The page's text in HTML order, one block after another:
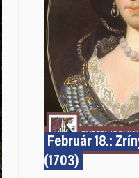
Február 18.:
(1703)